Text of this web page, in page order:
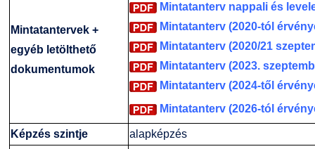
Szolgáltatások
Fordítási Szolgáltatások
DUE Hallgatói laptop használati segédlet
Kapcsolat
TDK/Tehetségnap
Online Studium
Képzési Életpályamodell
Mintatantervek +
egyéb letölthető
dokumentumok
Mintatanterv nappali és
Mintatanterv (2020-tól
Mintatanterv (2020/21
Mintatanterv (2023.
Mintatanterv (2024-től
Mintatanterv (2026-tól
Képzés szintje
alapképzés